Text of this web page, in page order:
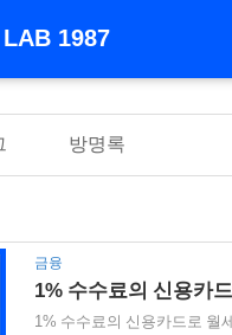
1987
방명록
금융
1% 수수료의 신용카드로 월